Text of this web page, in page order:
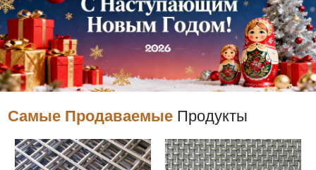
Самые Продаваемые Продукты